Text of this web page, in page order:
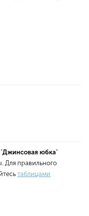
Джинсовая юбка"
Для правильного
таблицами